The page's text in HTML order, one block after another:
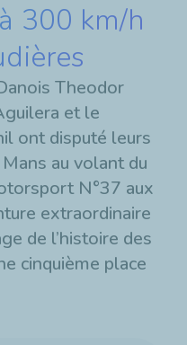
300 km/h
Theodor
et le
ont disputé leurs
au volant du
N°37 aux
extraordinaire
de l’histoire des
cinquième place